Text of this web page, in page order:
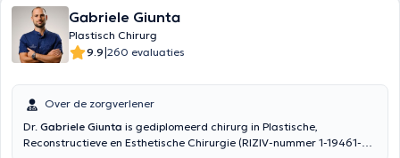
Gabriele Giunta
Plastisch Chirurg
9.9|260 evaluaties
Over de zorgverlener
Dr. Gabriele Giunta is gediplomeerd chirurg in Plastische,
Reconstructieve en Esthetische Chirurgie (RIZIV-nummer 1-19461-